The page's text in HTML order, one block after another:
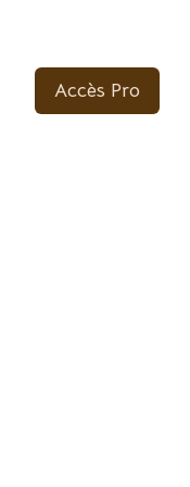
Accès Pro